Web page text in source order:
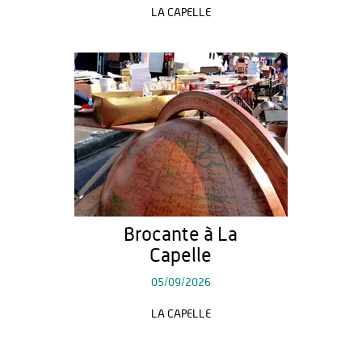
LA CAPELLE
Brocante à La
Capelle
05/09/2026
LA CAPELLE